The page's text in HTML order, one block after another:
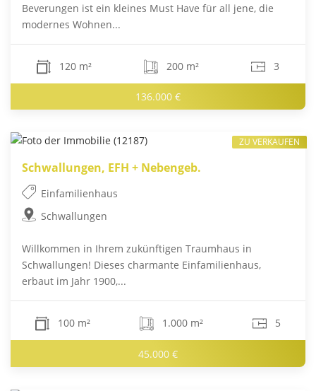
Beverungen ist ein kleines Must Have für all jene, die
modernes Wohnen...
120 m² 200 m² 3
136.000 €
Schwallungen, EFH + Nebengeb.
Einfamilienhaus
Schwallungen
Willkommen in Ihrem zukünftigen Traumhaus in
Schwallungen! Dieses charmante Einfamilienhaus,
erbaut im Jahr 1900,...
100 m² 1.000 m² 5
45.000 €
ZU VERKAUFEN